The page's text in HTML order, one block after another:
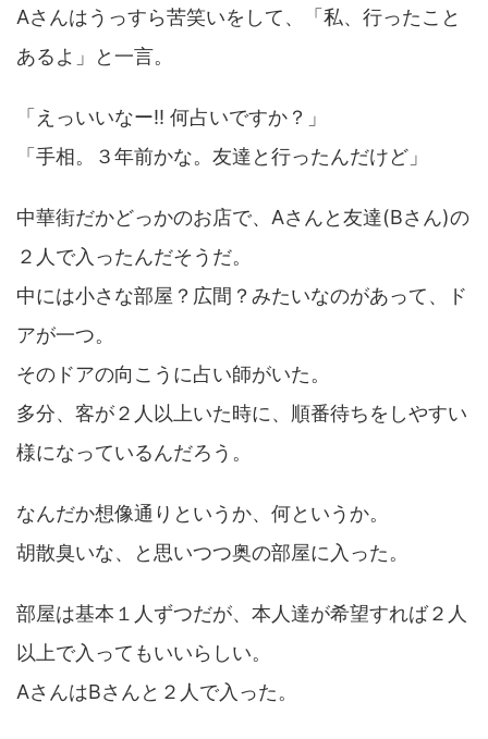
Aさんはうっすら苦笑いをして、「私、行ったこと
あるよ」と一言。
「えっいいなー!! 何占いですか？」
「手相。３年前かな。友達と行ったんだけど」
中華街だかどっかのお店で、Aさんと友達(Bさん)の
２人で入ったんだそうだ。
中には小さな部屋？広間？みたいなのがあって、ド
アが一つ。
そのドアの向こうに占い師がいた。
多分、客が２人以上いた時に、順番待ちをしやすい
様になっているんだろう。
なんだか想像通りというか、何というか。
胡散臭いな、と思いつつ奥の部屋に入った。
部屋は基本１人ずつだが、本人達が希望すれば２人
以上で入ってもいいらしい。
AさんはBさんと２人で入った。